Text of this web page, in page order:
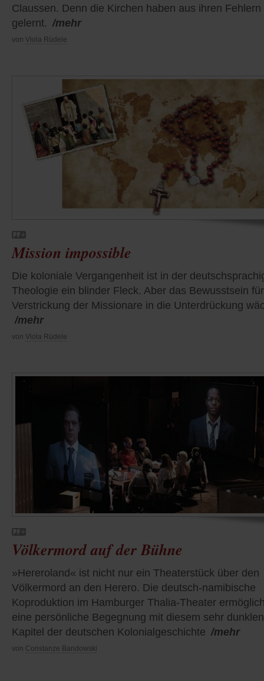
Claussen. Denn die Kirchen haben aus ihren Fehlern
gelernt. /mehr
von Viola Rüdele
Mission impossible
Die koloniale Vergangenheit ist in der
Theologie ein blinder Fleck. Aber das Bewusstsein
Verstrickung der Missionare in die Unterdrückung
/mehr
von Viola Rüdele
Völkermord auf der Bühne
»Hereroland« ist nicht nur ein Theaterstück über den
Völkermord an den Herero. Die deutsch-namibische
Koproduktion im Hamburger Thalia-Theater
eine persönliche Begegnung mit diesem sehr dunklen
Kapitel der deutschen Kolonialgeschichte /mehr
von Constanze Bandowski